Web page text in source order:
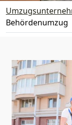
Behördenumzug